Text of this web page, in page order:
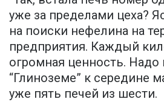
уже за пределами цеха?
на поиски нефелина на
предприятия. Каждый
огромная ценность. Надо
“Глиноземе” к середине
уже пять печей из шести.